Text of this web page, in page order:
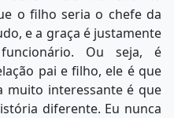
o filho seria o chefe da
e a graça é justamente
Ou seja, é
pai e filho, ele é que
muito interessante é que
diferente. Eu nunca